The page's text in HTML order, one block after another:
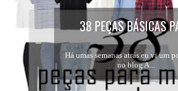
38 PEÇAS BÁSICAS
MONTAR UM GUARDA-
Há umas semanas atrás eu vi um
no blog A...